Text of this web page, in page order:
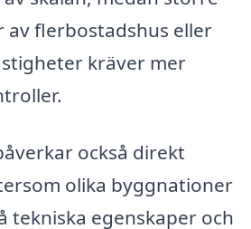
flerbostadshus eller
kräver mer
också direkt
olika byggnationer
tekniska egenskaper och